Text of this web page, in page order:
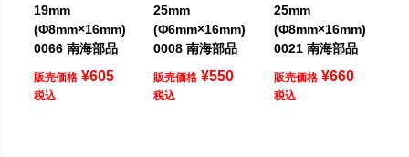
19mm
(Φ8mm×16mm)
0066 南海部品
販売価格 ¥605
税込
25mm
(Φ6mm×16mm)
0008 南海部品
販売価格 ¥550
税込
25mm
(Φ8mm×16mm)
0021 南海部品
販売価格 ¥660
税込